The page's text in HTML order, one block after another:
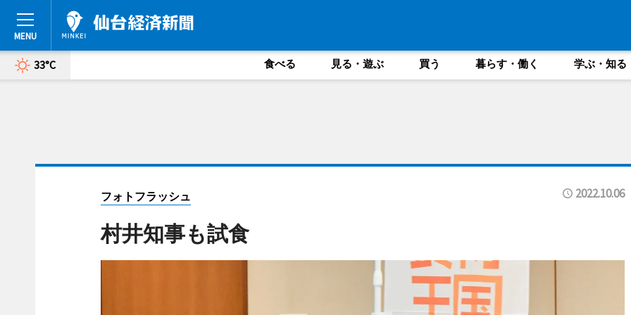
33°C 食べる 見る・遊ぶ 買う 暮らす・働く 学ぶ・知る
フォトフラッシュ 2022.10.06
村井知事も試食